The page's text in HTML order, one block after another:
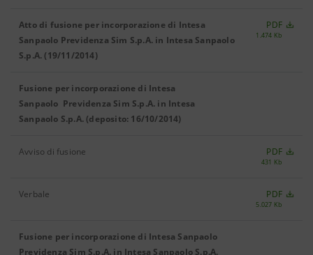
Atto di fusione per incorporazione di Intesa
Sanpaolo Previdenza Sim S.p.A. in Intesa Sanpaolo
S.p.A. (19/11/2014)
PDF
1.474 Kb
Fusione per incorporazione di Intesa
Sanpaolo Previdenza Sim S.p.A. in Intesa
Sanpaolo S.p.A. (deposito: 16/10/2014)
Avviso di fusione PDF
431 Kb
Verbale PDF
5.027 Kb
Fusione per incorporazione di Intesa Sanpaolo
Previdenza Sim S.p.A. in Intesa Sanpaolo S.p.A.